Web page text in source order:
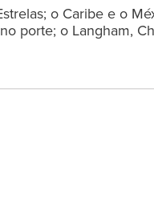
o Caribe e o
porte; o Langham,